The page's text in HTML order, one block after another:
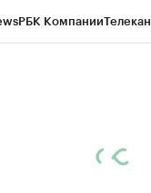
РБК Компании